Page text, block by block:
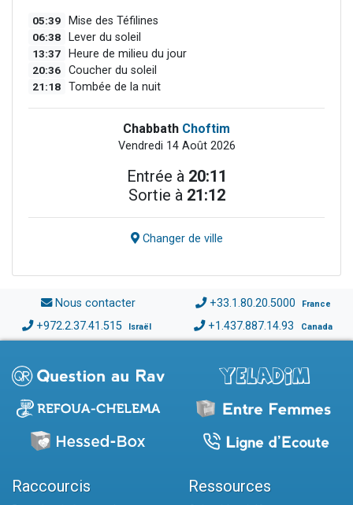
05:39 Mise des Téfilines
06:38 Lever du soleil
13:37 Heure de milieu du jour
20:36 Coucher du soleil
21:18 Tombée de la nuit
Chabbath Choftim
Vendredi 14 Août 2026
Entrée à 20:11
Sortie à 21:12
Changer de ville
Nous contacter +33.1.80.20.5000 France
+972.2.37.41.515 Israël +1.437.887.14.93 Canada
Raccourcis Ressources